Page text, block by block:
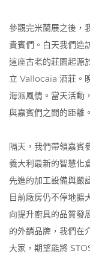
參觀完米蘭展之後，
貴賓們。白天我們造
這座古老的莊園起源
立 Vallocaia 酒莊。
海派風情。當天活動
與嘉賓們之間的距離。
隔天，我們帶領嘉賓
義大利最新的智慧化
先進的加工設備與嚴
目前廠房仍不停地擴
向提升廚具的品質發
的外銷品牌，我們在
大家，期望能將